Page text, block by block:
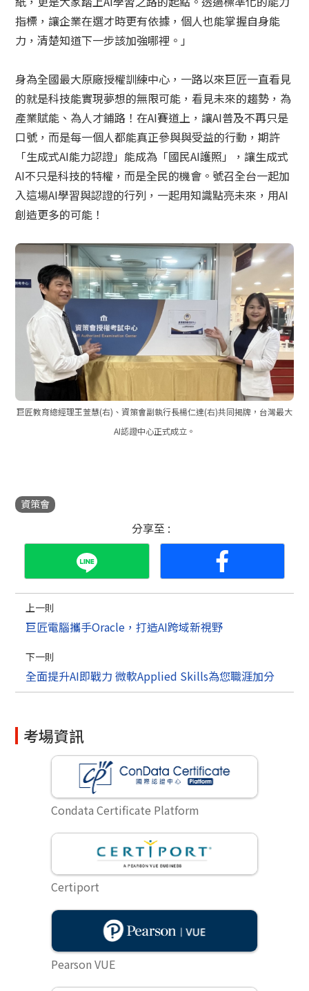
指標，讓企業在選才時更有依據，個人也能掌握自身能
力，清楚知道下一步該加強哪裡。」
身為全國最大原廠授權訓練中心，一路以來巨匠一直看見
的就是科技能實現夢想的無限可能，看見未來的趨勢，為
產業賦能、為人才鋪路！在AI賽道上，讓AI普及不再只是
口號，而是每一個人都能真正參與與受益的行動，期許
「生成式AI能力認證」能成為「國民AI護照」，讓生成式
AI不只是科技的特權，而是全民的機會。號召全台一起加
入這場AI學習與認證的行列，一起用知識點亮未來，用AI
創造更多的可能！
巨匠教育總經理王萱慧(右)、資策會副執行長楊仁達(右)共同揭牌，台灣最大
AI認證中心正式成立。
資策會
分享至 :
上一則
巨匠電腦攜手Oracle，打造AI跨域新視野
下一則
全面提升AI即戰力 微軟Applied Skills為您職涯加分
考場資訊
Condata Certificate Platform
Certiport
Pearson VUE